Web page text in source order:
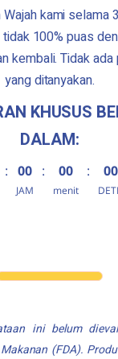
kami selama
100% puas
kembali. Tidak
yang ditanyakan.
KHUSUS
DALAM:
: 00
JAM
: 00
menit
: 00
ini belum
(FDA).